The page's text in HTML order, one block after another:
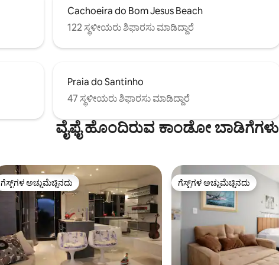
Cachoeira do Bom Jesus Beach
122 ಸ್ಥಳೀಯರು ಶಿಫಾರಸು ಮಾಡಿದ್ದಾರೆ
Praia do Santinho
47 ಸ್ಥಳೀಯರು ಶಿಫಾರಸು ಮಾಡಿದ್ದಾರೆ
ವೈಫೈ ಹೊಂದಿರುವ ಕಾಂಡೋ ಬಾಡಿಗೆಗಳು
ಗೆಸ್ಟ್‌ಗಳ ಅಚ್ಚುಮೆಚ್ಚಿನದು
ಗೆಸ್ಟ್‌ಗಳ ಅಚ್ಚುಮೆಚ್ಚಿನದು ಗೆಸ್ಟ್‌ಗಳ ಅಚ್ಚುಮೆಚ್ಚಿನದು
ಗೆಸ್ಟ್‌ಗಳ ಅಚ್ಚುಮೆಚ್ಚಿನದು